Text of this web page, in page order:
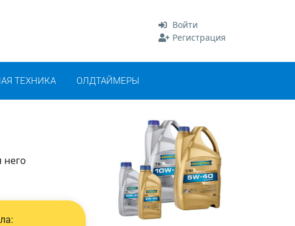
Войти
Регистрация
ТЕХНИКА ОЛДТАЙМЕРЫ
него